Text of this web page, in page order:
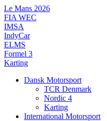
Videre
til
indhold
Le Mans 2026
FIA WEC
IMSA
IndyCar
ELMS
Formel 3
Karting
Dansk Motorsport
TCR Denmark
Nordic 4
Karting
International Motorsport